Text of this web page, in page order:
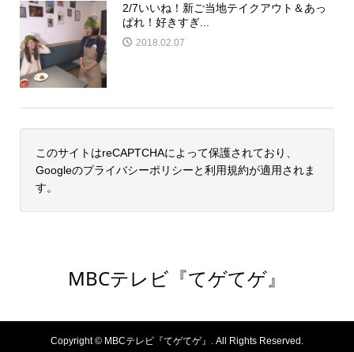
2/7いいね！新ご当地テイクアウト＆あっ
ぱれ！好きすぎ...
2018.02.07
このサイトはreCAPTCHAによって保護されており、
Googleのプライバシーポリシーと利用規約が適用されま
す。
MBCテレビ『てゲてゲ』
Copyright © MBCテレビ『てゲてゲ』. All Rights Reserved.